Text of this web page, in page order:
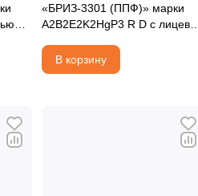
«БРИЗ-3301 (ППФ)» марки
A2B2E2K2HgP3 R D с лицевой
категория 2
В корзину